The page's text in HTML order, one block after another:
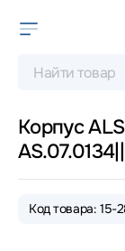
Корпус
Код товара: 15-